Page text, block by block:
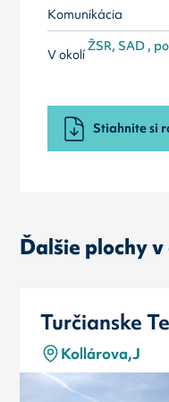
Komunikácia
V okolíŽSR, SAD ,
Stiahnite si
Ďalšie plochy
Turčianske
Kollárova,J